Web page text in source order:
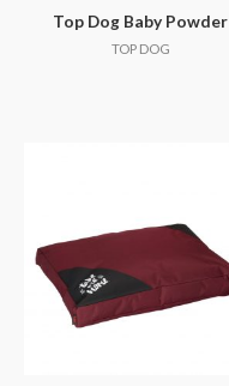
Top Dog Baby Powder
TOP DOG